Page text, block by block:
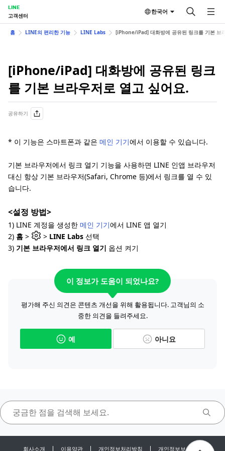
LINE
고객센터
한국어
홈 LINE의 편리한 기능 LINE Labs [iPhone/iPad] 대화방에 공유된 링크를 기본 브
[iPhone/iPad] 대화방에 공유된 링크
를 기본 브라우저로 열고 싶어요.
공유하기
* 이 기능은 스마트폰과 같은 메인 기기에서 이용할 수 있습니다.
기본 브라우저에서 링크 열기 기능을 사용하면 LINE 인앱 브라우저
대신 항상 기본 브라우저(Safari, Chrome 등)에서 링크를 열 수 있
습니다.
<설정 방법>
1) LINE 계정을 생성한 메인 기기에서 LINE 앱 열기
2) 홈 > > LINE Labs 선택
3) 기본 브라우저에서 링크 열기 옵션 켜기
이 정보가 도움이 되었나요?
평가해 주신 의견은 콘텐츠 개선을 위해 활용됩니다. 고객님의 소
중한 의견을 들려주세요.
예 아니요
회사소개 이용약관 개인정보처리방침 개인정보보호센터